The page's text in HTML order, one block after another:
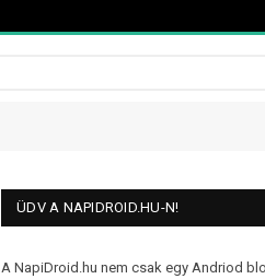
ÜDV A NAPIDROID.HU-N!
A NapiDroid.hu nem csak egy Andriod